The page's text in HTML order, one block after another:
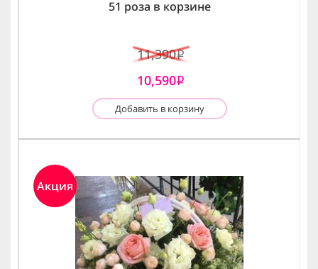
51 роза в корзине
11,390i
10,590i
Добавить в корзину
Акция